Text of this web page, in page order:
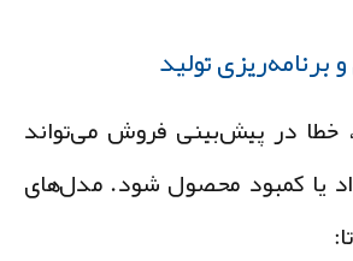
تولید
در پیش‌بینی فروش می‌تواند
یا کمبود محصول شود. مدل‌های